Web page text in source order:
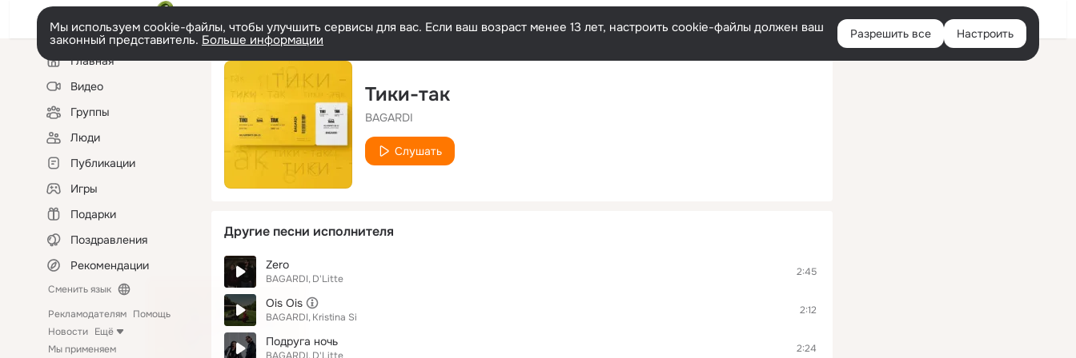
Войти
Мы используем cookie-файлы, чтобы улучшить сервисы для вас. Если ваш возраст менее 13 лет, настроить cookie-файлы должен ваш
законный представитель. Больше информации Разрешить все Настроить
Левая
колонкаГлавная
Видео
Группы
Люди
Публикации
Игры
Подарки
Поздравления
Рекомендации
Сменить язык
Рекламодателям Помощь
Новости Ещё
Мы применяем
Тики-так
BAGARDI
Слушать
Другие песни исполнителя
Zero
BAGARDI D'Litte
2:45
Ois Ois
BAGARDI Kristina Si
2:12
Подруга ночь 2:24